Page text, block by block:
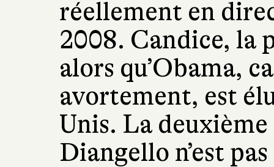
réellement en
2008. Candice, la
alors qu’Obama,
avortement, est
Unis. La
Diangello n’est